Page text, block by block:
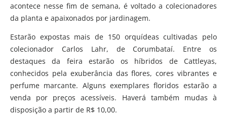
acontece nesse fim de semana, é voltado a colecionadores
da planta e apaixonados por jardinagem.
Estarão expostas mais de 150 orquídeas cultivadas pelo
colecionador Carlos Lahr, de Corumbataí. Entre os
destaques da feira estarão os híbridos de Cattleyas,
conhecidos pela exuberância das flores, cores vibrantes e
perfume marcante. Alguns exemplares floridos estarão a
venda por preços acessíveis. Haverá também mudas à
disposição a partir de R$ 10,00.